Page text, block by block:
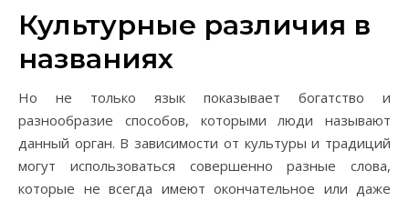
Культурные различия в
названиях
Но не только язык показывает богатство и
разнообразие способов, которыми люди называют
данный орган. В зависимости от культуры и традиций
могут использоваться совершенно разные слова,
которые не всегда имеют окончательное или даже